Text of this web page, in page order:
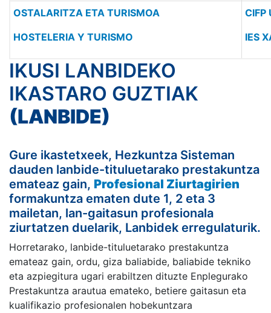
OSTALARITZA ETA TURISMOA
HOSTELERIA Y TURISMO
CIFP
IES
IKUSI LANBIDEKO
IKASTARO GUZTIAK
(LANBIDE)
Gure ikastetxeek, Hezkuntza Sisteman
dauden lanbide-tituluetarako prestakuntza
emateaz gain, Profesional Ziurtagirien
formakuntza ematen dute 1, 2 eta 3
mailetan, lan-gaitasun profesionala
ziurtatzen duelarik, Lanbidek erregulaturik.
Horretarako, lanbide-tituluetarako prestakuntza
emateaz gain, ordu, giza baliabide, baliabide tekniko
eta azpiegitura ugari erabiltzen dituzte Enplegurako
Prestakuntza arautua emateko, betiere gaitasun eta
kualifikazio profesionalen hobekuntzara